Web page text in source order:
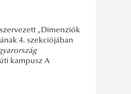
„Dimenziók
4. szekciójában
kampusz A